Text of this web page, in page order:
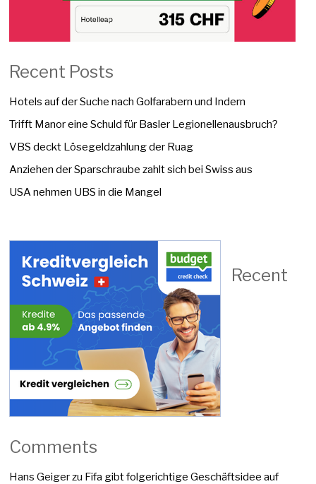
Recent Posts
Hotels auf der Suche nach Golfarabern und Indern
Trifft Manor eine Schuld für Basler Legionellenausbruch?
VBS deckt Lösegeldzahlung der Ruag
Anziehen der Sparschraube zahlt sich bei Swiss aus
USA nehmen UBS in die Mangel
Recent
Comments
Hans Geigerzu Fifa gibt folgerichtige Geschäftsidee auf